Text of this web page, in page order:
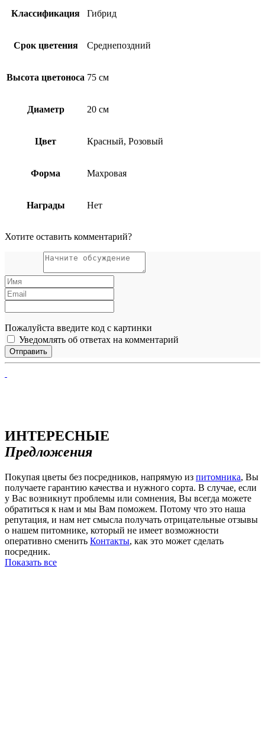
Классификация Гибрид
Срок цветения Среднепоздний
Высота цветоноса 75 см
Диаметр 20 см
Цвет Красный, Розовый
Форма Махровая
Награды Нет
Хотите оставить комментарий?
Пожалуйста введите код с картинки
Уведомлять об ответах на комментарий
ИНТЕРЕСНЫЕ
Предложения
Покупая цветы без посредников, напрямую из питомника, Вы
получаете гарантию качества и нужного сорта. В случае, если
у Вас возникнут проблемы или сомнения, Вы всегда можете
обратиться к нам и мы Вам поможем. Потому что это наша
репутация, и нам нет смысла получать отрицательные отзывы
о нашем питомнике, который не имеет возможности
оперативно сменить Контакты, как это может сделать
посредник.
Показать все